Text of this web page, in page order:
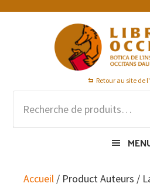
Passer
Passer
Passer
Retour au site de
pour :
Accueil / Product Auteurs /